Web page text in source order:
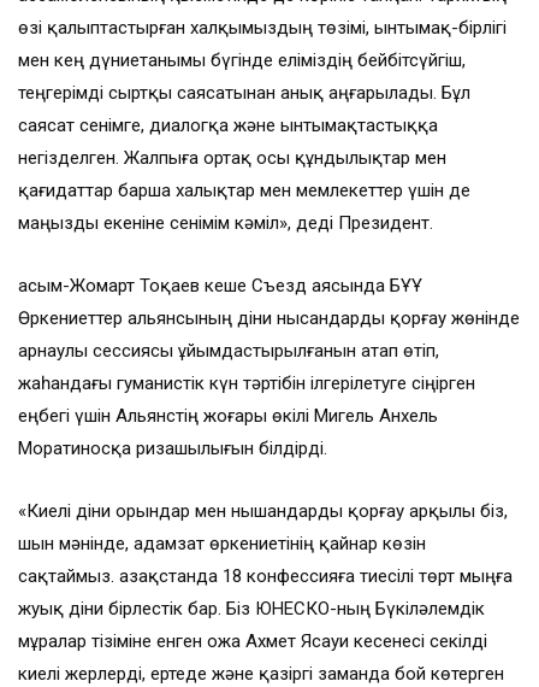
өзі қалыптастырған халқымыздың төзімі, ынтымақ-бірлігі
мен кең дүниетанымы бүгінде еліміздің бейбітсүйгіш,
теңгерімді сыртқы саясатынан анық аңғарылады. Бұл
саясат сенімге, диалогқа және ынтымақтастыққа
негізделген. Жалпыға ортақ осы құндылықтар мен
қағидаттар барша халықтар мен мемлекеттер үшін де
маңызды екеніне сенімім кәміл», деді Президент.
Қасым-Жомарт Тоқаев кеше Съезд аясында БҰҰ
Өркениеттер альянсының діни нысандарды қорғау жөнінде
арнаулы сессиясы ұйымдастырылғанын атап өтіп,
жаһандағы гуманистік күн тәртібін ілгерілетуге сіңірген
еңбегі үшін Альянстің жоғары өкілі Мигель Анхель
Моратиносқа ризашылығын білдірді.
«Киелі діни орындар мен нышандарды қорғау арқылы біз,
шын мәнінде, адамзат өркениетінің қайнар көзін
сақтаймыз. Қазақстанда 18 конфессияға тиесілі төрт мыңға
жуық діни бірлестік бар. Біз ЮНЕСКО-ның Бүкіләлемдік
мұралар тізіміне енген Қожа Ахмет Ясауи кесенесі секілді
киелі жерлерді, ертеде және қазіргі заманда бой көтерген